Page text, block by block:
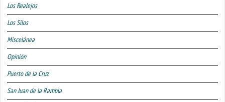
Los Realejos
Los Silos
Miscelánea
Opinión
Puerto de la Cruz
San Juan de la Rambla